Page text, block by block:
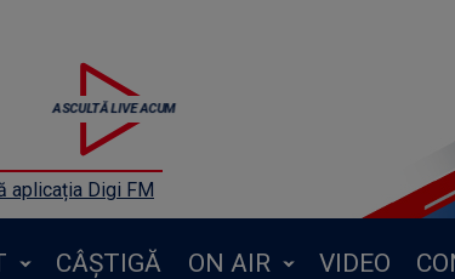
aplicația Digi FM
CÂȘTIGĂ ON AIR VIDEO